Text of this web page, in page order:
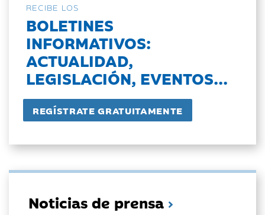
RECIBE LOS
BOLETINES
INFORMATIVOS:
ACTUALIDAD,
LEGISLACIÓN, EVENTOS...
Noticias de prensa